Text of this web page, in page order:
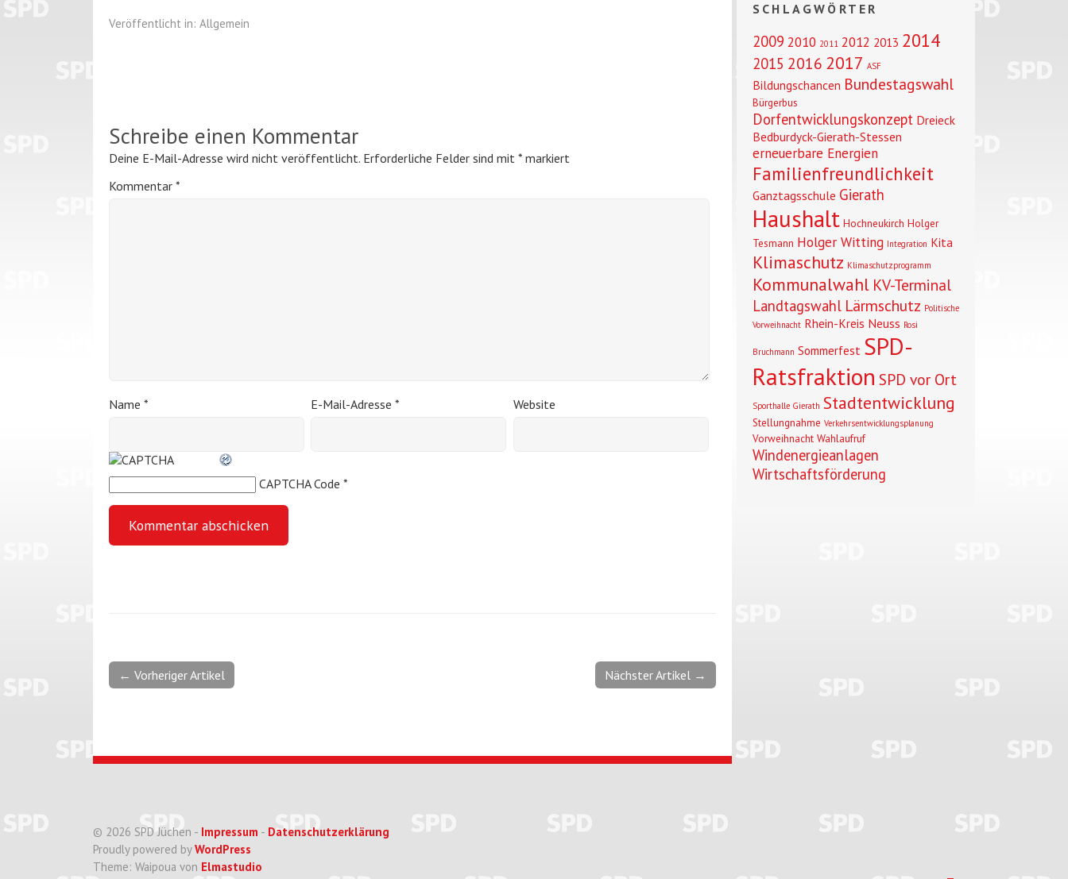
Veröffentlicht in: Allgemein
Schreibe einen Kommentar
Deine E-Mail-Adresse wird nicht veröffentlicht. Erforderliche Felder sind mit * markiert
Kommentar *
Name * E-Mail-Adresse* Website
CAPTCHA Code *
Nächster Artikel →
← Vorheriger Artikel
SCHLAGWÖRTER
2009 2010 2011 2012 2013 2014
2015 2016 2017 ASF
Bildungschancen Bundestagswahl
Bürgerbus
Dorfentwicklungskonzept Dreieck
Bedburdyck-Gierath-Stessen
erneuerbare Energien
Familienfreundlichkeit
Ganztagsschule Gierath
Haushalt Hochneukirch Holger
Tesmann Holger Witting Integration Kita
Klimaschutz Klimaschutzprogramm
Kommunalwahl KV-Terminal
Landtagswahl Lärmschutz Politische
Vorweihnacht Rhein-Kreis Neuss Rosi
Bruchmann Sommerfest SPD-
Ratsfraktion SPD vor Ort
Sporthalle Gierath Stadtentwicklung
Stellungnahme Verkehrsentwicklungsplanung
Vorweihnacht Wahlaufruf
Windenergieanlagen
Wirtschaftsförderung
© 2026 SPD Jüchen - Impressum - Datenschutzerklärung
Proudly powered byWordPress
Theme: Waipoua von Elmastudio